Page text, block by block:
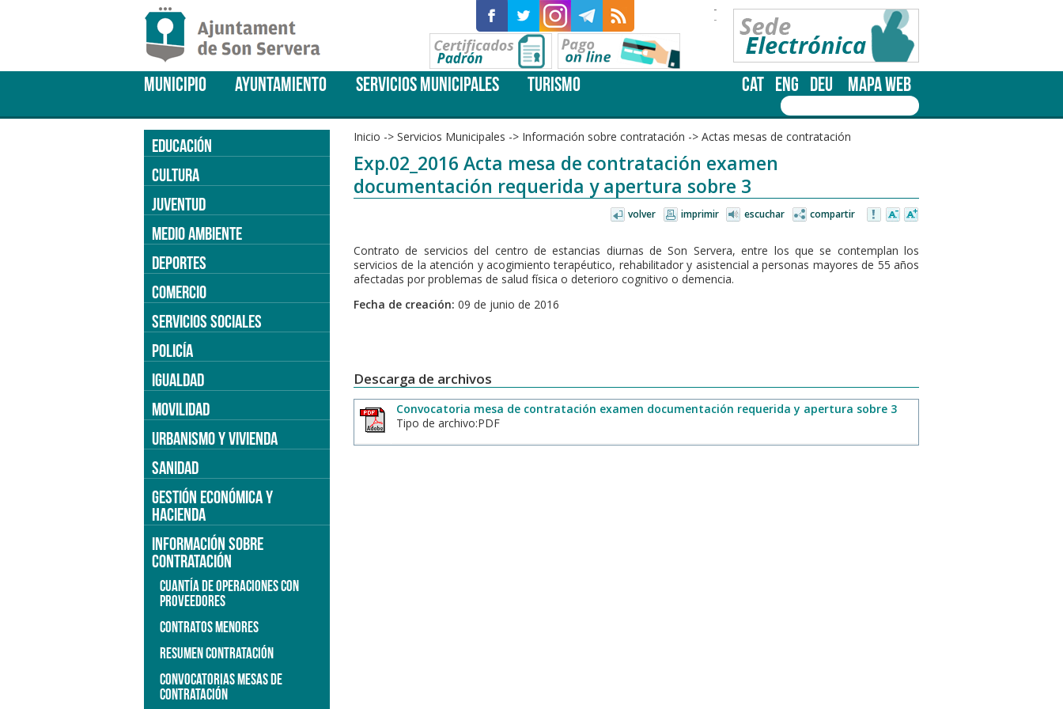
-
-
MUNICIPIO AYUNTAMIENTO SERVICIOS MUNICIPALES TURISMO CAT ENG DEU MAPA WEB
Inicio -> Servicios Municipales -> Información sobre contratación -> Actas mesas de contratación
Exp.02_2016 Acta mesa de contratación examen
documentación requerida y apertura sobre 3
volver imprimir escuchar compartir
Contrato de servicios del centro de estancias diurnas de Son Servera, entre los que se contemplan los
servicios de la atención y acogimiento terapéutico, rehabilitador y asistencial a personas mayores de 55 años
afectadas por problemas de salud física o deterioro cognitivo o demencia.
Fecha de creación: 09 de junio de 2016
Descarga de archivos
Convocatoria mesa de contratación examen documentación requerida y apertura sobre 3
Tipo de archivo:PDF
EDUCACIÓN
CULTURA
JUVENTUD
MEDIO AMBIENTE
DEPORTES
COMERCIO
SERVICIOS SOCIALES
POLICÍA
IGUALDAD
MOVILIDAD
URBANISMO Y VIVIENDA
SANIDAD
GESTIÓN ECONÓMICA Y
HACIENDA
INFORMACIÓN SOBRE
CONTRATACIÓN
CUANTÍA DE OPERACIONES CON
PROVEEDORES
CONTRATOS MENORES
RESUMEN CONTRATACIÓN
CONVOCATORIAS MESAS DE
CONTRATACIÓN